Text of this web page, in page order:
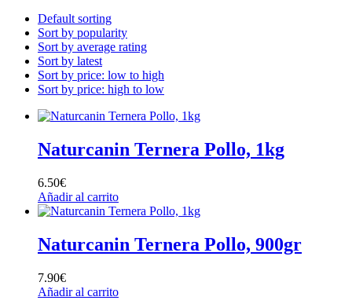
Default sorting
Sort by popularity
Sort by average rating
Sort by latest
Sort by price: low to high
Sort by price: high to low
Naturcanin Ternera Pollo, 1kg
6.50€
Añadir al carrito
Naturcanin Ternera Pollo, 900gr
7.90€
Añadir al carrito